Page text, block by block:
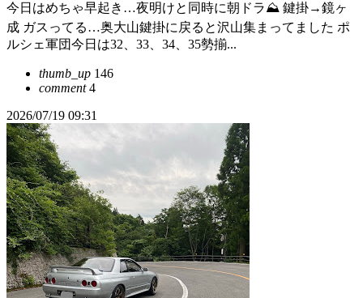
今日はめちゃ早起き…夜明けと同時に朝ドラ⛰️ 鍵掛→鏡ヶ
成 ガスってる…奥大山鍵掛に戻ると沢山集まってました ポ
ルシェ軍団今日は32、33、34、35勢揃...
thumb_up 146
comment4
2026/07/19 09:31